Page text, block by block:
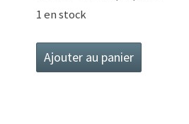
1 en stock
quantité
de
Ajouter au panier